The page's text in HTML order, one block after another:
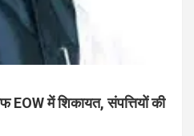
EOW में शिकायत, संपत्तियों की